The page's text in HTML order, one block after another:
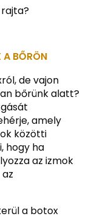
BŐRÖN
de vajon
bőrünk alatt?
amely
közötti
hogy ha
az izmok
a botox